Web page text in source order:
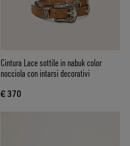
Cintura Lace sottile in nabuk color
nocciola con intarsi decorativi
€ 370